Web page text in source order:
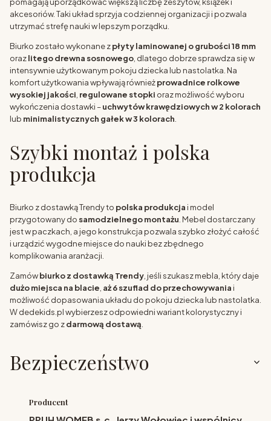
pomagają uporządkować większą liczbę zeszytów, książek i
akcesoriów. Taki układ sprzyja codziennej organizacji i pozwala
utrzymać strefę nauki w lepszym porządku.
Biurko zostało wykonane zpłyty laminowanej o grubości 18 mm
orazlitego drewna sosnowego, dlatego dobrze sprawdza się w
intensywnie użytkowanym pokoju dziecka lub nastolatka. Na
komfort użytkowania wpływają równieżprowadnice rolkowe
wysokiej jakości, regulowane stopki oraz możliwość wyboru
wykończenia dostawki –uchwytów krawędziowych w 2 kolorach
lub minimalistycznych gałek w 3 kolorach.
Szybki montaż i polska
produkcja
Biurko z dostawką Trendy to polska produkcja i model
przygotowany do samodzielnego montażu . Mebel dostarczany
jest w paczkach, a jego konstrukcja pozwala szybko złożyć całość
i urządzić wygodne miejsce do nauki bez zbędnego
komplikowania aranżacji.
Zamówbiurko z dostawką Trendy , jeśli szukasz mebla, który daje
dużo miejsca na blacie aż 6 szuflad do przechowywania i
możliwość dopasowania układu do pokoju dziecka lub nastolatka.
W dedekids.pl wybierzesz odpowiedni wariant kolorystyczny i
zamówisz go zdarmową dostawą
Bezpieczeństwo
Producent